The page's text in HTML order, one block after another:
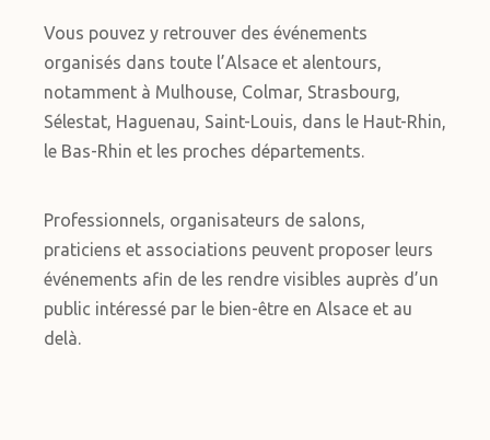
Vous pouvez y retrouver des événements
organisés dans toute l’Alsace et alentours,
notamment à Mulhouse, Colmar, Strasbourg,
Sélestat, Haguenau, Saint-Louis, dans le Haut-Rhin,
le Bas-Rhin et les proches départements.
Professionnels, organisateurs de salons,
praticiens et associations peuvent proposer leurs
événements afin de les rendre visibles auprès d’un
public intéressé par le bien-être en Alsace et au
delà.